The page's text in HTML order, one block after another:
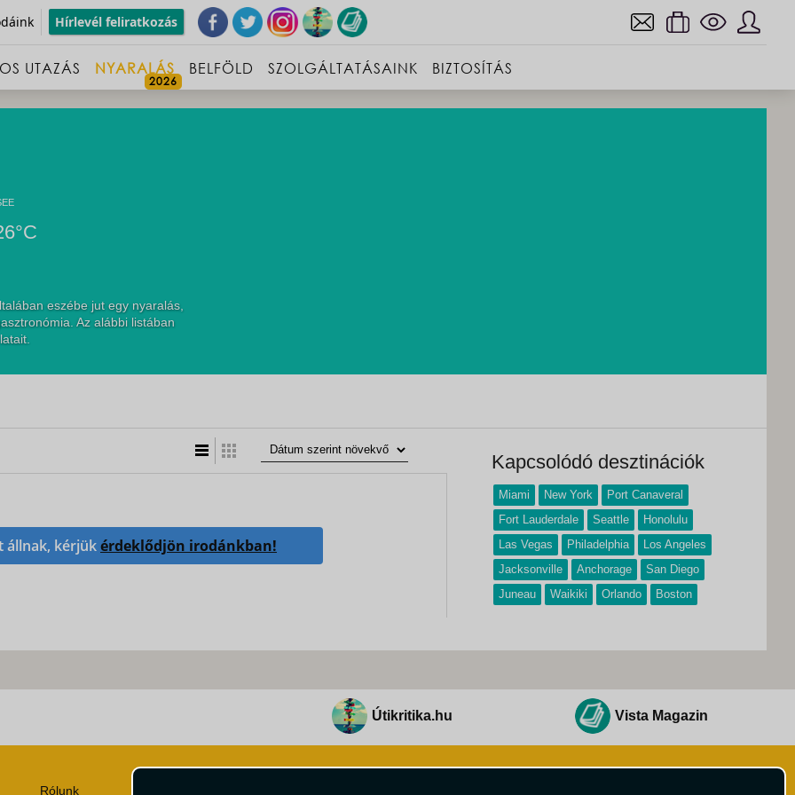
Hírlevél feliratkozás
UTAZÁS NYARALÁS BELFÖLD SZOLGÁLTATÁSAINK BIZTOSÍTÁS
eszébe jut egy nyaralás,
Az alábbi listában
állnak, kérjükérdeklődjön irodánkban!
Kapcsolódó desztinációk
Miami New York
Port Canaveral
Fort Lauderdale
Seattle
Honolulu
Las Vegas
Philadelphia
Los Angeles
Jacksonville
Anchorage
San Diego
Juneau
Waikiki Orlando Boston
Útikritika.hu Vista Magazin
Rólunk